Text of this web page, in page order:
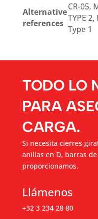
Alternative
references
CR-05,
TYPE 2,
Type 1
TODO LO
PARA
CARGA.
Si necesita cierres
anillas en D, barras
proporcionamos.
Llámenos
+32 3 234 28 80